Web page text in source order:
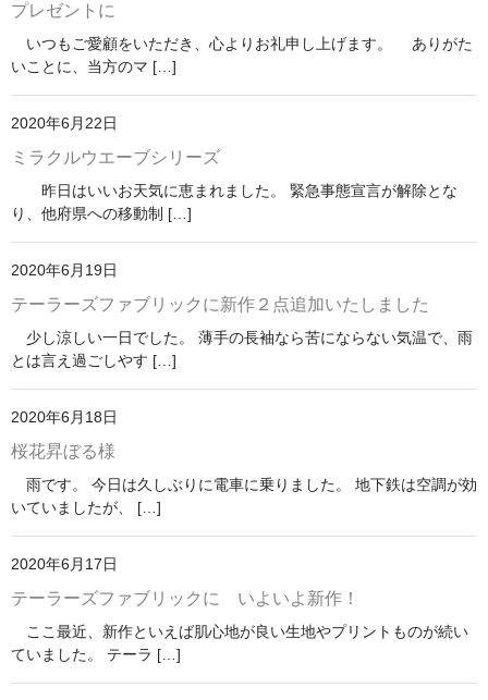
プレゼントに
いつもご愛顧をいただき、心よりお礼申し上げます。 ありがた
いことに、当方のマ […]
2020年6月22日
ミラクルウエーブシリーズ
昨日はいいお天気に恵まれました。 緊急事態宣言が解除とな
り、他府県への移動制 […]
2020年6月19日
テーラーズファブリックに新作２点追加いたしました
少し涼しい一日でした。 薄手の長袖なら苦にならない気温で、雨
とは言え過ごしやす […]
2020年6月18日
桜花昇ぼる様
雨です。 今日は久しぶりに電車に乗りました。 地下鉄は空調が効
いていましたが、 […]
2020年6月17日
テーラーズファブリックに いよいよ新作！
ここ最近、新作といえば肌心地が良い生地やプリントものが続い
ていました。 テーラ […]